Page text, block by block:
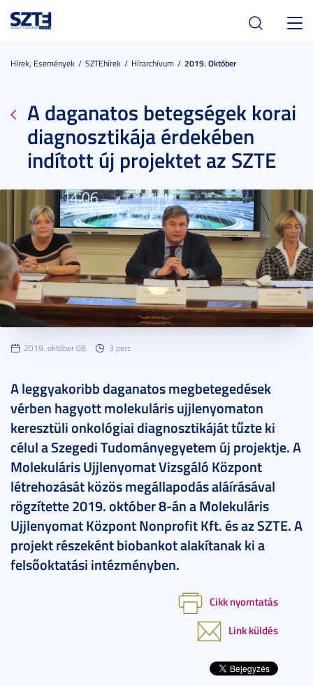
Hírek, Események SZTEhírek Hírarchívum 2019. Október
A daganatos betegségek korai
diagnosztikája érdekében
indított új projektet az SZTE
2019. október 08. 3 perc
A leggyakoribb daganatos megbetegedések
vérben hagyott molekuláris ujjlenyomaton
keresztüli onkológiai diagnosztikáját tűzte ki
célul a Szegedi Tudományegyetem új projektje. A
Molekuláris Ujjlenyomat Vizsgáló Központ
létrehozását közös megállapodás aláírásával
rögzítette 2019. október 8-án a Molekuláris
Ujjlenyomat Központ Nonprofit Kft. és az SZTE. A
projekt részeként biobankot alakítanak ki a
felsőoktatási intézményben.
Cikk nyomtatás
Link küldés